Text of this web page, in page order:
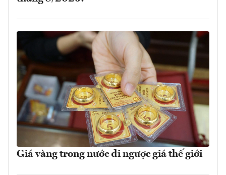
Giá vàng trong nước đi ngược giá thế giới